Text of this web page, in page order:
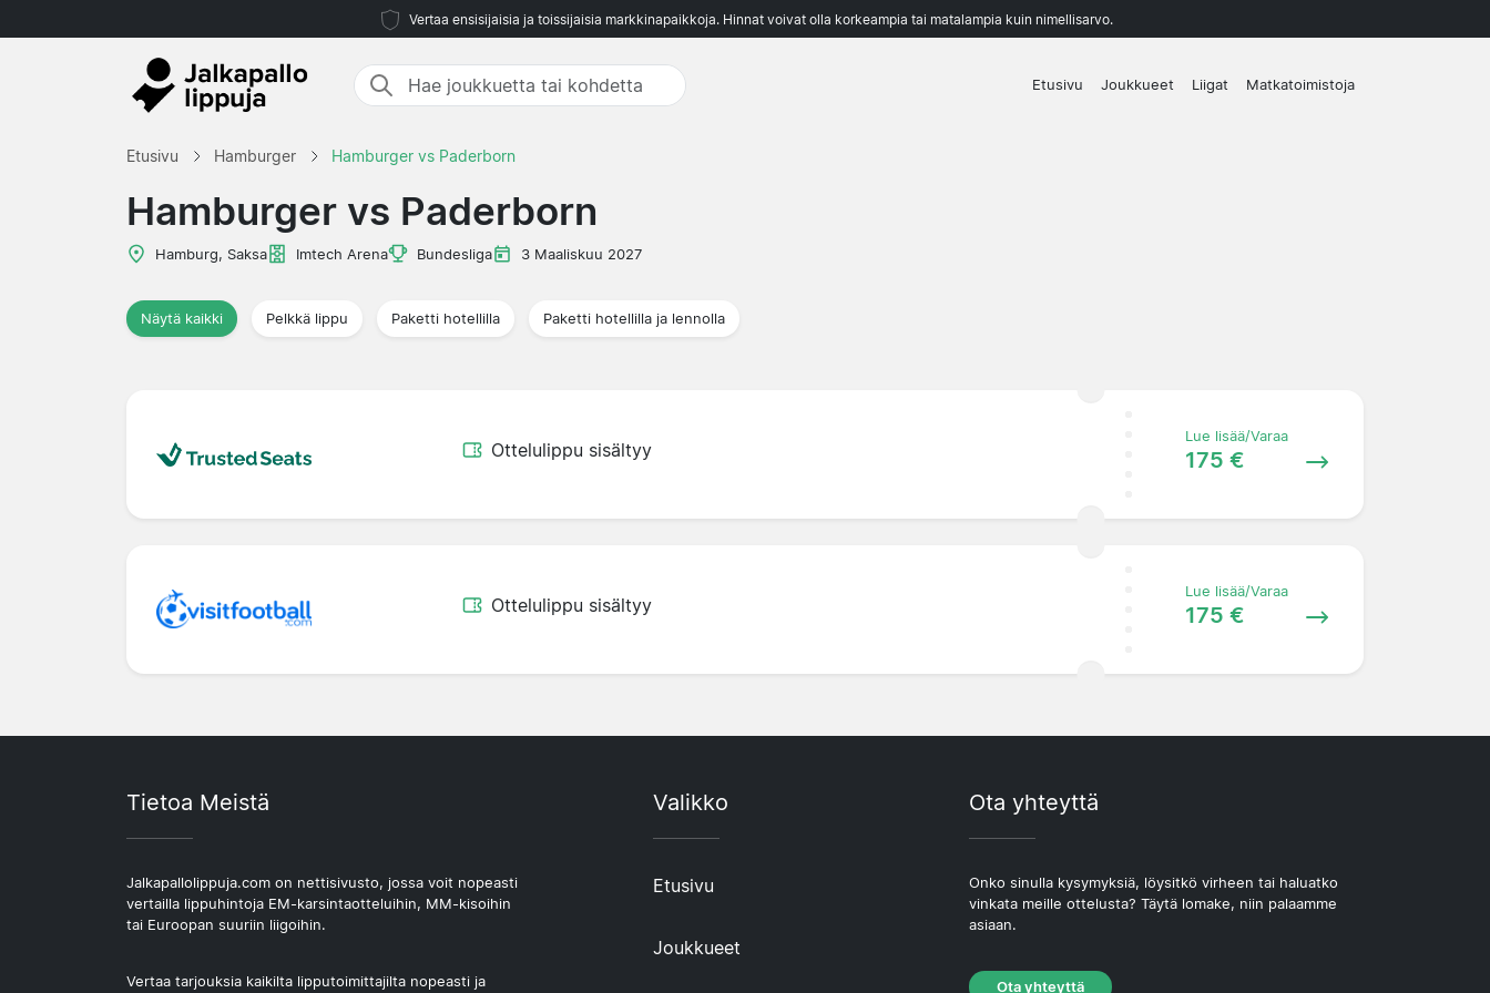
Vertaa ensisijaisia ja toissijaisia markkinapaikkoja. Hinnat voivat olla korkeampia tai matalampia kuin nimellisarvo.
Etusivu Joukkueet Liigat Matkatoimistoja
Etusivu Hamburger Hamburger vs Paderborn
Hamburger vs Paderborn
Hamburg, Saksa Imtech Arena Bundesliga 3 Maaliskuu 2027
Näytä kaikki Pelkkä lippu Paketti hotellilla Paketti hotellilla ja lennolla
Ottelulippu sisältyy
Lue lisää/Varaa
175 €
Ottelulippu sisältyy
Lue lisää/Varaa
175 €
Tietoa Meistä
Jalkapallolippuja.com on nettisivusto, jossa voit nopeasti
vertailla lippuhintoja EM-karsintaotteluihin, MM-kisoihin
tai Euroopan suuriin liigoihin.
Vertaa tarjouksia kaikilta lipputoimittajilta nopeasti ja
Valikko
Etusivu
Joukkueet
Ota yhteyttä
Onko sinulla kysymyksiä, löysitkö virheen tai haluatko
vinkata meille ottelusta? Täytä lomake, niin palaamme
asiaan.
Ota yhteyttä